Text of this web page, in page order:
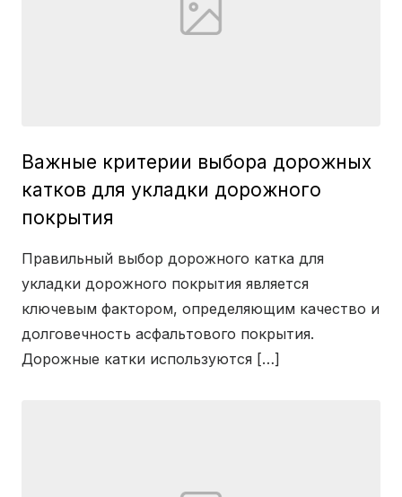
Важные критерии выбора дорожных
катков для укладки дорожного
покрытия
Правильный выбор дорожного катка для
укладки дорожного покрытия является
ключевым фактором, определяющим качество и
долговечность асфальтового покрытия.
Дорожные катки используются […]